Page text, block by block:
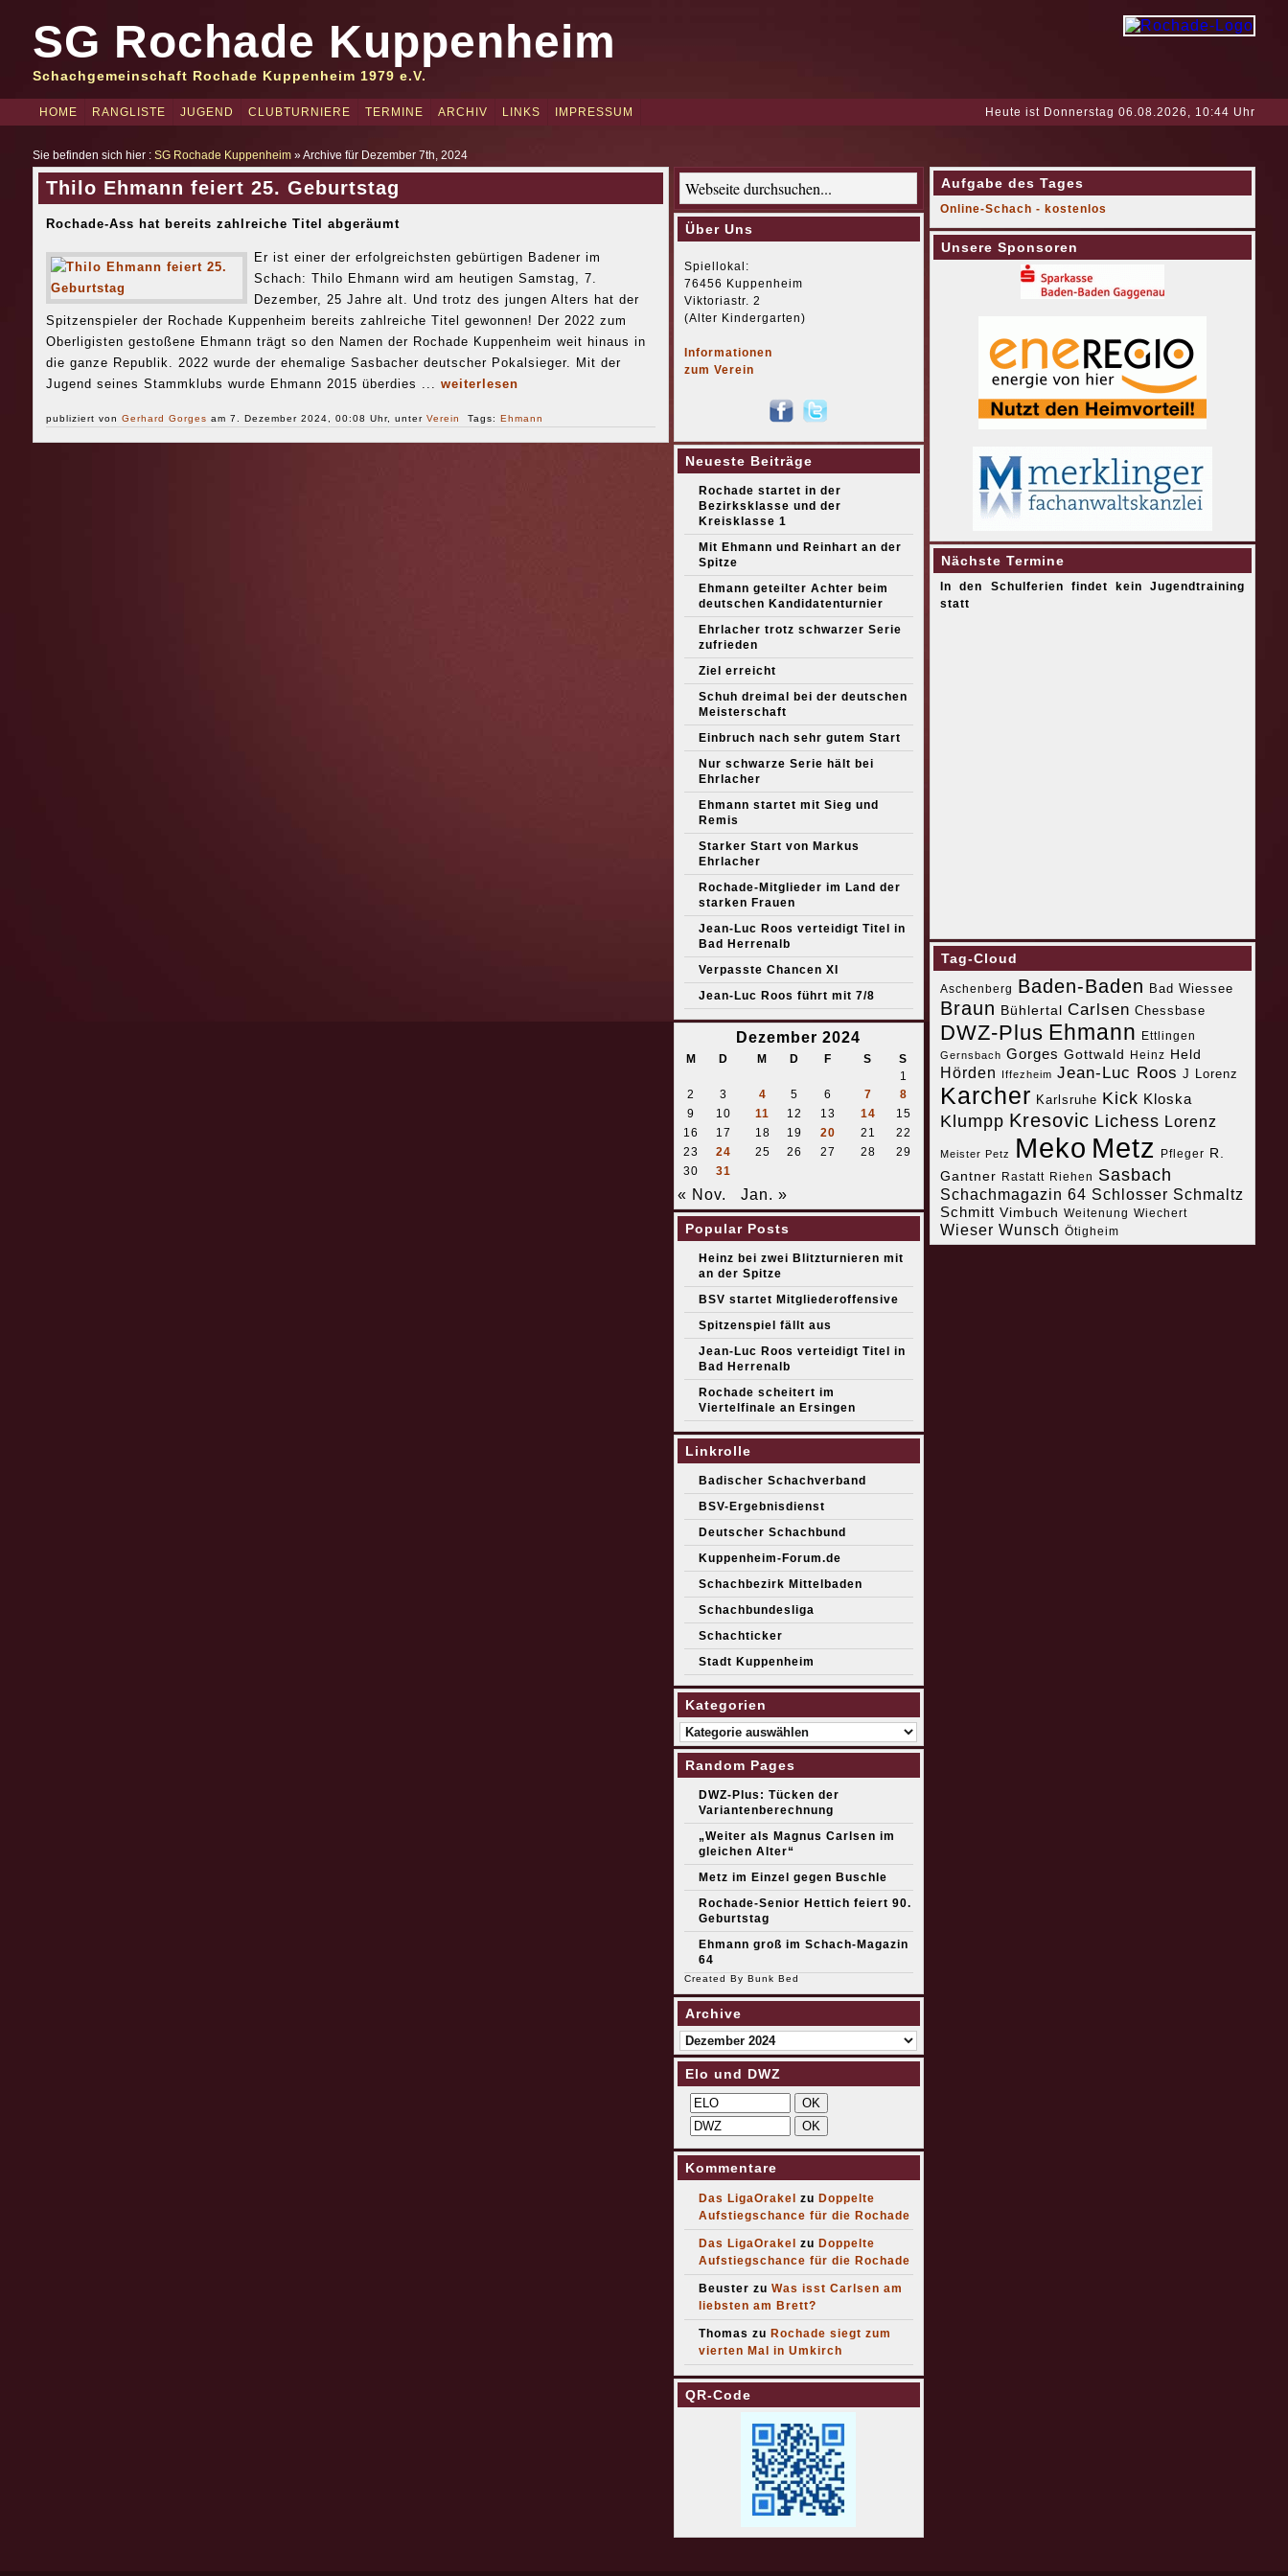
SG Rochade Kuppenheim
Schachgemeinschaft Rochade Kuppenheim 1979 e.V.
HOME RANGLISTE JUGEND CLUBTURNIERE TERMINE ARCHIV LINKS IMPRESSUM Heute ist Donnerstag 06.08.2026, 10:44 Uhr
Sie befinden sich hier : SG Rochade Kuppenheim» Archive für Dezember 7th, 2024
Thilo Ehmann feiert 25. Geburtstag
Rochade-Ass hat bereits zahlreiche Titel abgeräumt
Er ist einer der erfolgreichsten gebürtigen Badener im
Schach: Thilo Ehmann wird am heutigen Samstag, 7.
Dezember, 25 Jahre alt. Und trotz des jungen Alters hat der
Spitzenspieler der Rochade Kuppenheim bereits zahlreiche Titel gewonnen! Der 2022 zum
Oberligisten gestoßene Ehmann trägt so den Namen der Rochade Kuppenheim weit hinaus in
die ganze Republik. 2022 wurde der ehemalige Sasbacher deutscher Pokalsieger. Mit der
Jugend seines Stammklubs wurde Ehmann 2015 überdies ... weiterlesen
publiziert von Gerhard Gorges am 7. Dezember 2024, 00:08 Uhr, unter Verein Tags: Ehmann
Über Uns
Spiellokal:
76456 Kuppenheim
Viktoriastr. 2
(Alter Kindergarten)
Informationen
zum Verein
Neueste Beiträge
Rochade startet in der
Bezirksklasse und der
Kreisklasse 1
Mit Ehmann und Reinhart an der
Spitze
Ehmann geteilter Achter beim
deutschen Kandidatenturnier
Ehrlacher trotz schwarzer Serie
zufrieden
Ziel erreicht
Schuh dreimal bei der deutschen
Meisterschaft
Einbruch nach sehr gutem Start
Nur schwarze Serie hält bei
Ehrlacher
Ehmann startet mit Sieg und
Remis
Starker Start von Markus
Ehrlacher
Rochade-Mitglieder im Land der
starken Frauen
Jean-Luc Roos verteidigt Titel in
Bad Herrenalb
Verpasste Chancen XI
Jean-Luc Roos führt mit 7/8
Dezember 2024
M D M D F S
S
1
2
3 4 5 6 7
8
9
10 11 12 13 14
15
16
17 18 19 20 21
22
23
24 25 26 27 28
29
30
31
« Nov. Jan. »
Popular Posts
Heinz bei zwei Blitzturnieren mit
an der Spitze
BSV startet Mitgliederoffensive
Spitzenspiel fällt aus
Jean-Luc Roos verteidigt Titel in
Bad Herrenalb
Rochade scheitert im
Viertelfinale an Ersingen
Linkrolle
Badischer Schachverband
BSV-Ergebnisdienst
Deutscher Schachbund
Kuppenheim-Forum.de
Schachbezirk Mittelbaden
Schachbundesliga
Schachticker
Stadt Kuppenheim
Kategorien
Kategorien
Random Pages
DWZ-Plus: Tücken der
Variantenberechnung
„Weiter als Magnus Carlsen im
gleichen Alter“
Metz im Einzel gegen Buschle
Rochade-Senior Hettich feiert 90.
Geburtstag
Ehmann groß im Schach-Magazin
64
Created By Bunk Bed
Archive
Archive
Elo und DWZ
Kommentare
Das LigaOrakel zu Doppelte
Aufstiegschance für die Rochade
Das LigaOrakel zu Doppelte
Aufstiegschance für die Rochade
Beuster zu Was isst Carlsen am
liebsten am Brett?
Thomas zu Rochade siegt zum
vierten Mal in Umkirch
QR-Code
Aufgabe des Tages
Online-Schach - kostenlos
Unsere Sponsoren
Nächste Termine
In den Schulferien findet kein Jugendtraining
statt
Tag-Cloud
Aschenberg Baden-Baden Bad Wiessee
Braun Bühlertal Carlsen Chessbase
DWZ-Plus Ehmann Ettlingen
Gernsbach Gorges Gottwald Heinz Held
Hörden Iffezheim Jean-Luc Roos J Lorenz
Karcher Karlsruhe Kick Kloska
Klumpp Kresovic Lichess Lorenz
Meister Petz Meko Metz Pfleger R.
Gantner
Rastatt Riehen Sasbach
Schachmagazin 64 Schlosser Schmaltz
Schmitt Vimbuch Weitenung Wiechert
Wieser Wunsch Ötigheim